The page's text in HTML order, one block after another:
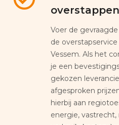
overstappen
Voer de
de
Vessem. Als het
je een
gekozen
afgesproken
hierbij aan
energie,